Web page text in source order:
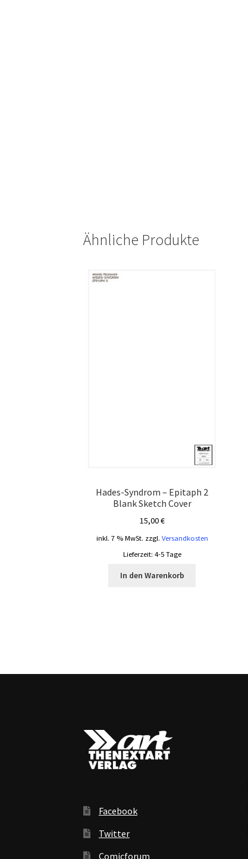
Ähnliche Produkte
Hades-Syndrom – Epitaph 2
Blank Sketch Cover
15,00€
inkl. 7 % MwSt. zzgl. Versandkosten
Lieferzeit: 4-5 Tage
In den Warenkorb
Facebook
Twitter
Comicforum